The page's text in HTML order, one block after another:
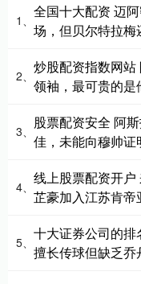
1、
全国十大配资 迈
场，但贝尔特拉梅
2、
炒股配资指数网
领袖，最可贵的是
3、
股票配资安全 阿
佳，未能向穆帅证
4、
线上股票配资开
芷豪加入江苏肯帝
5、
十大证券公司的
擅长传球但缺乏乔